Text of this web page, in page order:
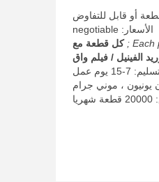
الأسعار: negotiable
Each
كل قطعة مع
الفينيل / فيلم واق
15 يوم عمل